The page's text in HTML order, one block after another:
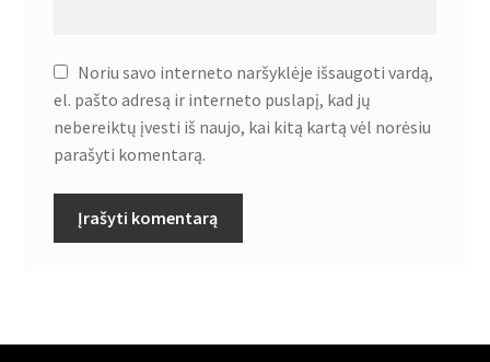
Noriu savo interneto naršyklėje išsaugoti vardą,
el. pašto adresą ir interneto puslapį, kad jų
nebereiktų įvesti iš naujo, kai kitą kartą vėl norėsiu
parašyti komentarą.